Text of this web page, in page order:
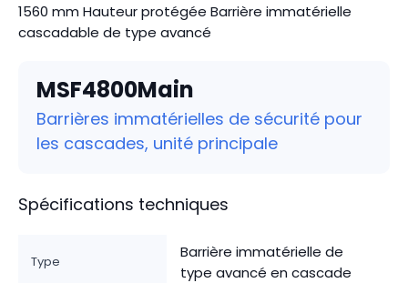
1560 mm Hauteur protégée Barrière immatérielle
cascadable de type avancé
MSF4800Main
Barrières immatérielles de sécurité pour
les cascades, unité principale
Spécifications techniques
Type
Barrière immatérielle de
type avancé en cascade